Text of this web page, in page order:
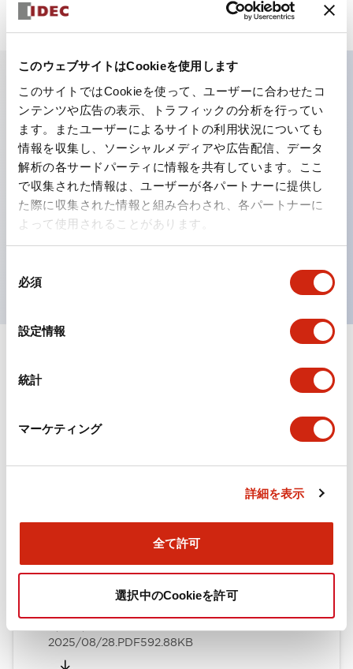
このウェブサイトはCookieを使用します
このサイトではCookieを使って、ユーザーに合わせたコ
ンテンツや広告の表示、トラフィックの分析を行ってい
ます。またユーザーによるサイトの利用状況についても
情報を収集し、ソーシャルメディアや広告配信、データ
解析の各サードパーティに情報を共有しています。ここ
で収集された情報は、ユーザーが各パートナーに提供し
た際に収集された情報と組み合わされ、各パートナーに
よって使用されることがあります。
必須
設定情報
統計
マーケティング
詳細を表示
全て許可
選択中のCookieを許可
主な特長
工作機械や産業機械を上下左右に頻繁に方向転換させると
きに、迅速・確実かつ自由自在にコントロールすることが
できます。
各方向のレバー動作は用途に合わせて組み合わせ自由
操作レバーをセンタ位置でロックできるインタロック付
ドキュメントとファイル
カタログ CAD
ARN形モノレバースイッチ／CSシリーズカムスイッチ
2025/08/28.PDF1.20MB
2025/08/28.PDF592.88KB